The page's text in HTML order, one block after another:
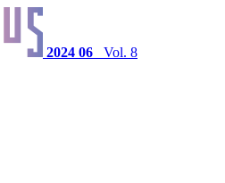
2024 06 _Vol. 8